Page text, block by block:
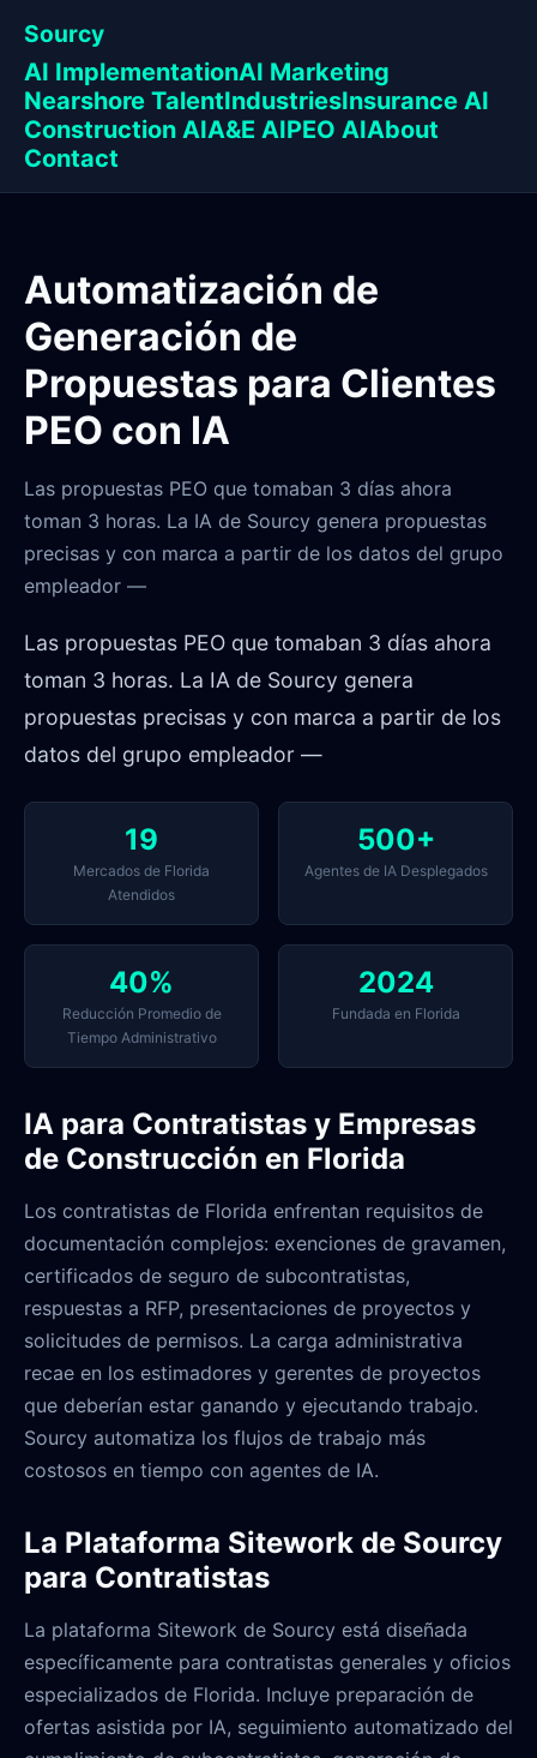
Sourcy
AI ImplementationAI Marketing
Nearshore TalentIndustriesInsurance AI
Construction AIA&E AIPEO AIAbout
Contact
Automatización de
Generación de
Propuestas para Clientes
PEO con IA
Las propuestas PEO que tomaban 3 días ahora
toman 3 horas. La IA de Sourcy genera propuestas
precisas y con marca a partir de los datos del grupo
empleador —
Las propuestas PEO que tomaban 3 días ahora
toman 3 horas. La IA de Sourcy genera
propuestas precisas y con marca a partir de los
datos del grupo empleador —
19
Mercados de Florida
Atendidos
500+
Agentes de IA Desplegados
40%
Reducción Promedio de
Tiempo Administrativo
2024
Fundada en Florida
IA para Contratistas y Empresas
de Construcción en Florida
Los contratistas de Florida enfrentan requisitos de
documentación complejos: exenciones de gravamen,
certificados de seguro de subcontratistas,
respuestas a RFP, presentaciones de proyectos y
solicitudes de permisos. La carga administrativa
recae en los estimadores y gerentes de proyectos
que deberían estar ganando y ejecutando trabajo.
Sourcy automatiza los flujos de trabajo más
costosos en tiempo con agentes de IA.
La Plataforma Sitework de Sourcy
para Contratistas
La plataforma Sitework de Sourcy está diseñada
específicamente para contratistas generales y oficios
especializados de Florida. Incluye preparación de
ofertas asistida por IA, seguimiento automatizado del